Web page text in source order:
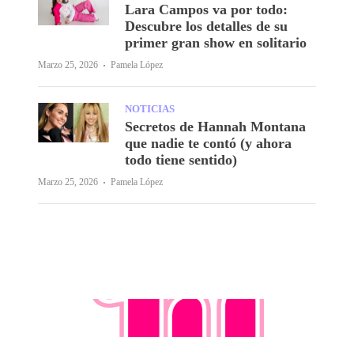
Lara Campos va por todo:
Descubre los detalles de su
primer gran show en solitario
Marzo 25, 2026 · Pamela López
NOTICIAS
Secretos de Hannah Montana
que nadie te contó (y ahora
todo tiene sentido)
Marzo 25, 2026 · Pamela López